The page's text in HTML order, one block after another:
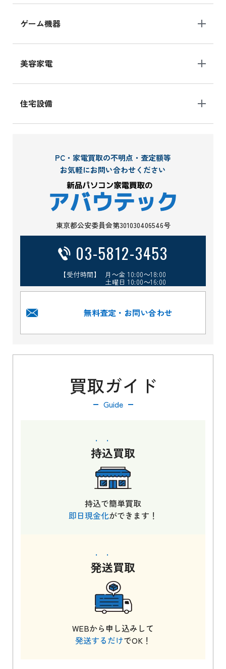
ゲーム機器
美容家電
住宅設備
PC・家電買取の不明点・査定額等
お気軽にお問い合わせください
東京都公安委員会第301030406546号
03-5812-3453
【受付時間】 月～金 10:00～18:00
土曜日 10:00～16:00
無料査定・お問い合わせ
買取ガイド
Guide
持込買取
持込で簡単買取
即日現金化ができます！
発送買取
WEBから申し込みして
発送するだけでOK！